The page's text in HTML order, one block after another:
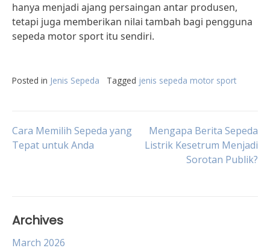
hanya menjadi ajang persaingan antar produsen,
tetapi juga memberikan nilai tambah bagi pengguna
sepeda motor sport itu sendiri.
Posted in Jenis Sepeda Tagged jenis sepeda motor sport
Post
Cara Memilih Sepeda yang
Tepat untuk Anda
Mengapa Berita Sepeda
Listrik Kesetrum Menjadi
Sorotan Publik?
Archives
March 2026